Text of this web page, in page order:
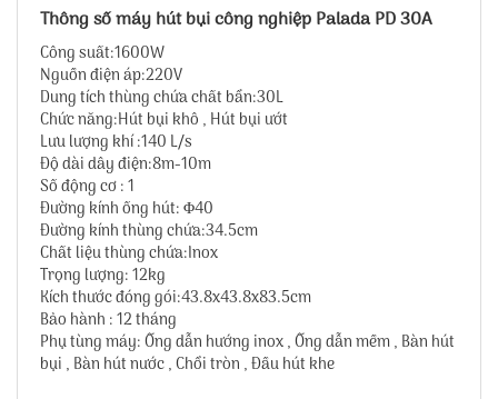
Thông số máy hút bụi công nghiệp Palada PD 30A
Công suất:1600W
Nguồn điện áp:220V
Dung tích thùng chứa chất bẩn:30L
Chức năng:Hút bụi khô , Hút bụi ướt
Lưu lượng khí :140 L/s
Độ dài dây điện:8m-10m
Số động cơ : 1
Đường kính ống hút: Φ40
Đường kính thùng chứa:34.5cm
Chất liệu thùng chứa:Inox
Trọng lượng: 12kg
Kích thước đóng gói:43.8x43.8x83.5cm
Bảo hành : 12 tháng
Phụ tùng máy: Ống dẫn hướng inox , Ống dẫn mềm , Bàn hút
bụi , Bàn hút nước , Chổi tròn , Đầu hút khe